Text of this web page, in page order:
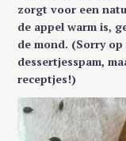
zorgt voor een
de appel warm is,
de mond. (Sorry
dessertjesspam,
receptjes!)